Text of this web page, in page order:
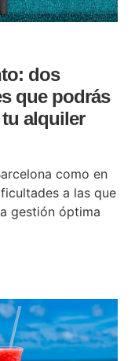
dos
que podrás
alquiler
como en
a las que
gestión óptima